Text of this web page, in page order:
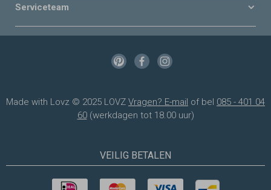
Serviceteam
Made with Lovz © 2025 LOVZ Vragen? E-mail of bel 085 - 401 04
60(werkdagen tot 18.00 uur)
VEILIG BETALEN